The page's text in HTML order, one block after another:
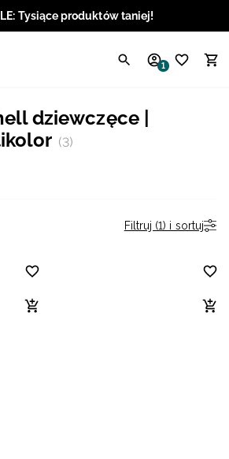
Tysiące produktów taniej!
1
dziewczęce |
(3)
Filtruj (1) i sortuj
Angielski / USD